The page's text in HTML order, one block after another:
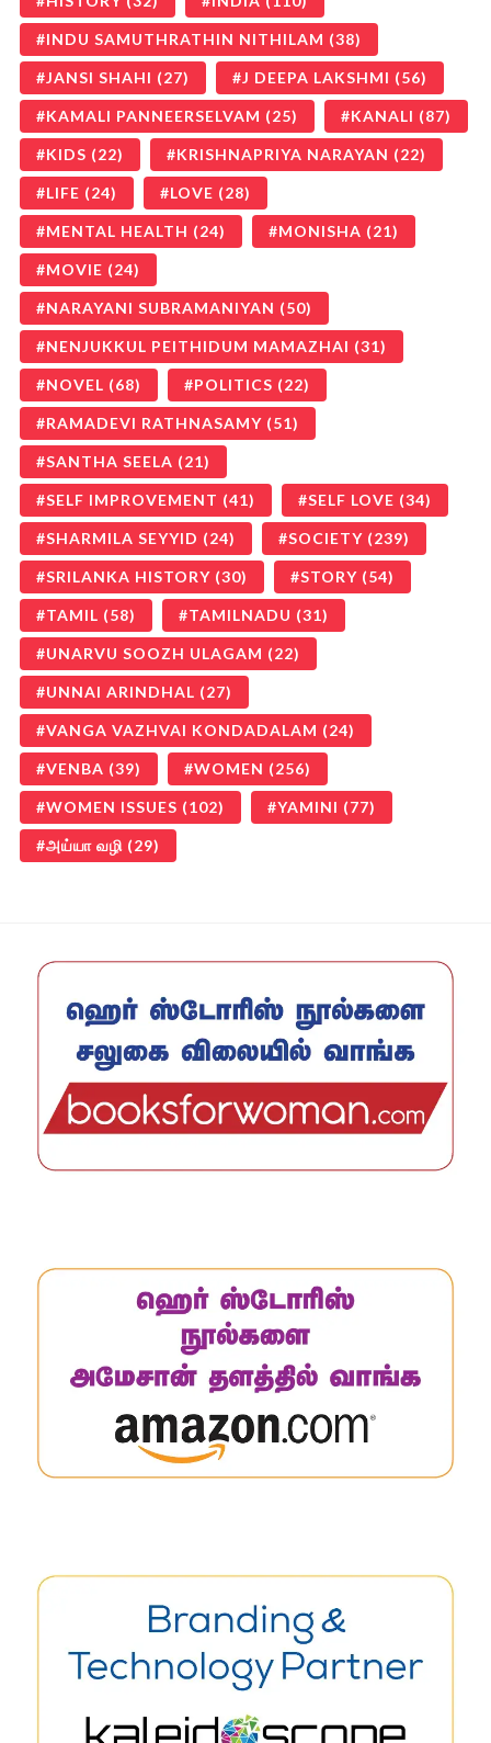
INDU SAMUTHRATHIN NITHILAM (38)
JANSI SHAHI (27) J DEEPA LAKSHMI (56)
KAMALI PANNEERSELVAM (25) KANALI (87)
KIDS (22) KRISHNAPRIYA NARAYAN (22)
LIFE (24) LOVE (28)
MENTAL HEALTH (24) MONISHA (21)
MOVIE (24)
NARAYANI SUBRAMANIYAN (50)
NENJUKKUL PEITHIDUM MAMAZHAI (31)
NOVEL (68) POLITICS (22)
RAMADEVI RATHNASAMY (51)
SANTHA SEELA (21)
SELF IMPROVEMENT (41) SELF LOVE (34)
SHARMILA SEYYID (24) SOCIETY (239)
SRILANKA HISTORY (30) STORY (54)
TAMIL (58) TAMILNADU (31)
UNARVU SOOZH ULAGAM (22)
UNNAI ARINDHAL (27)
VANGA VAZHVAI KONDADALAM (24)
VENBA (39) WOMEN (256)
WOMEN ISSUES (102) YAMINI (77)
அய்யா வழி (29)